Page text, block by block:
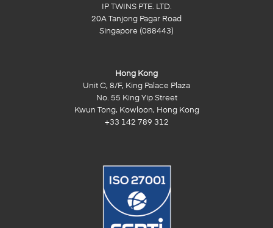
IP TWINS PTE. LTD.
20A Tanjong Pagar Road
Singapore (088443)
Hong Kong
Unit C, 8/F, King Palace Plaza
No. 55 King Yip Street
Kwun Tong, Kowloon, Hong Kong
+33 142 789 312